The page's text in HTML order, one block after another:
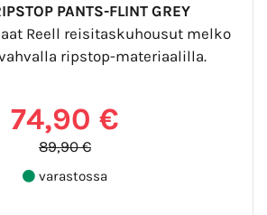
PANTS-FLINT GREY
Reell reisitaskuhousut melko
ripstop-materiaalilla.
74,90 €
89,90 €
varastossa